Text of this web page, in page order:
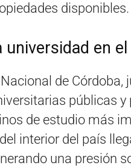
disponibles.
universidad en
de
públicas
de estudio más
interior del país
una presión